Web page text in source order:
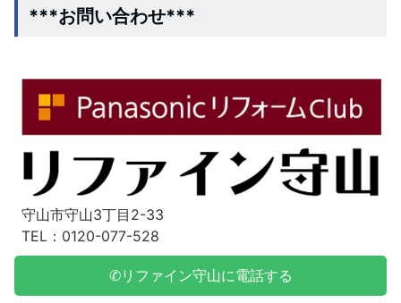
***お問い合わせ***
守山市守山3丁目2-33
TEL：0120-077-528
✆リファイン守山に電話する